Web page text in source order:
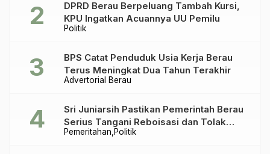
Politik
DPRD Berau Berpeluang Tambah Kursi,
KPU Ingatkan Acuannya UU Pemilu
Advertorial Berau
BPS Catat Penduduk Usia Kerja Berau
Terus Meningkat Dua Tahun Terakhir
Pemeritahan Politik
Sri Juniarsih Pastikan Pemerintah Berau
Serius Tangani Reboisasi dan Tolak
Praktik Ilegal